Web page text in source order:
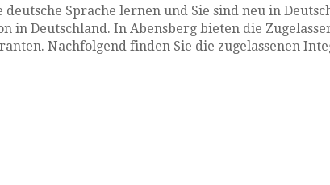
Sprache lernen und Sie sind neu in
Deutschland. In Abensberg bieten die
Nachfolgend finden Sie die zugelassenen